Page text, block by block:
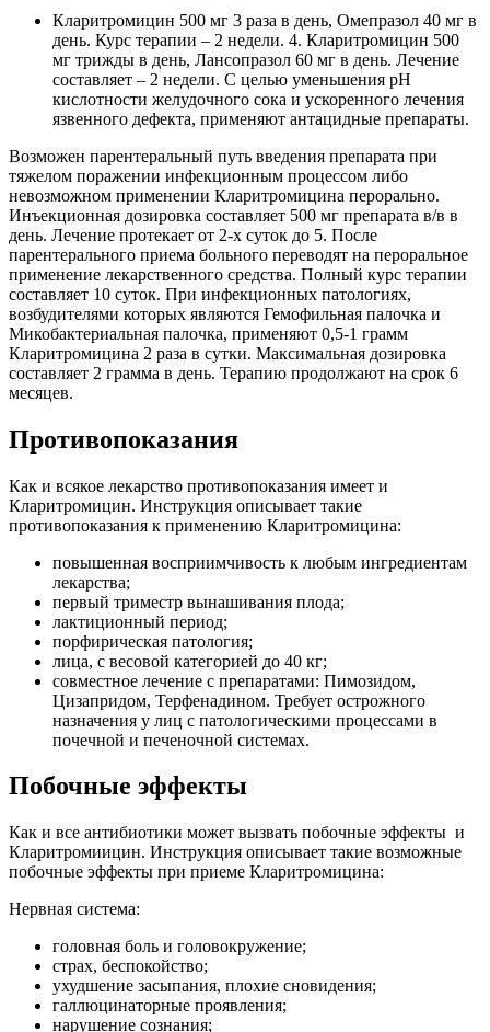
Кларитромицин 500 мг 3 раза в день, Омепразол 40 мг в
день. Курс терапии – 2 недели. 4. Кларитромицин 500
мг трижды в день, Лансопразол 60 мг в день. Лечение
составляет – 2 недели. С целью уменьшения рН
кислотности желудочного сока и ускоренного лечения
язвенного дефекта, применяют антацидные препараты.
Возможен парентеральный путь введения препарата при
тяжелом поражении инфекционным процессом либо
невозможном применении Кларитромицина перорально.
Инъекционная дозировка составляет 500 мг препарата в/в в
день. Лечение протекает от 2-х суток до 5. После
парентерального приема больного переводят на пероральное
применение лекарственного средства. Полный курс терапии
составляет 10 суток. При инфекционных патологиях,
возбудителями которых являются Гемофильная палочка и
Микобактериальная палочка, применяют 0,5-1 грамм
Кларитромицина 2 раза в сутки. Максимальная дозировка
составляет 2 грамма в день. Терапию продолжают на срок 6
месяцев.
Противопоказания
Как и всякое лекарство противопоказания имеет и
Кларитромицин. Инструкция описывает такие
противопоказания к применению Кларитромицина:
повышенная восприимчивость к любым ингредиентам
лекарства;
первый триместр вынашивания плода;
лактиционный период;
порфирическая патология;
лица, с весовой категорией до 40 кг;
совместное лечение с препаратами: Пимозидом,
Цизапридом, Терфенадином. Требует острожного
назначения у лиц с патологическими процессами в
почечной и печеночной системах.
Побочные эффекты
Как и все антибиотики может вызвать побочные эффекты и
Кларитромиицин. Инструкция описывает такие возможные
побочные эффекты при приеме Кларитромицина:
Нервная система:
головная боль и головокружение;
страх, беспокойство;
ухудшение засыпания, плохие сновидения;
галлюцинаторные проявления;
нарушение сознания;